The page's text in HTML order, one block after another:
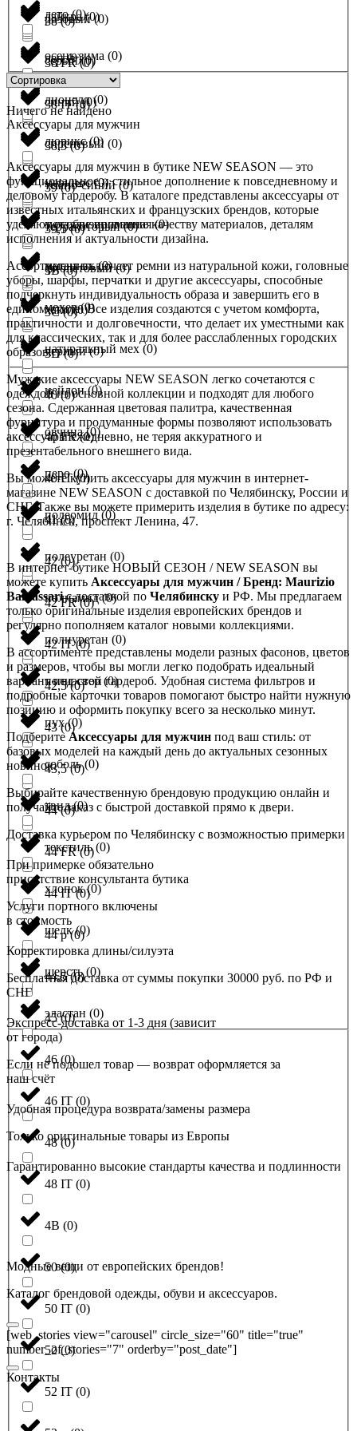
38 (0)
38 FR (0)
38 IT (0)
38,5 (0)
39 (0)
39,5 (0)
3B (0)
3C (0)
3D (0)
40 (0)
40 FR (0)
40 IT (0)
41 (0)
42 (0)
42 FR (0)
42 IT (0)
42,5 (0)
43 (0)
43,5 (0)
44 (0)
44 FR (0)
44 IT (0)
44 р (0)
44,5 (0)
45 (0)
46 (0)
46 IT (0)
48 (0)
48 IT (0)
4B (0)
50 (0)
50 IT (0)
52 (0)
52 IT (0)
розовый (0)
серый (0)
синий (0)
сиреневый (0)
темно-синий (0)
терракоторый (0)
фиолетовый (0)
хаки (0)
черный (0)
лайкра (0)
лен (0)
лиоцелл (0)
люрикс (0)
меринос (0)
металлизированная (0)
метанить (0)
мохер (0)
натуральный мех (0)
нейлон (0)
овчина (0)
перо (0)
полеомид (0)
полеуретан (0)
полиамид (0)
полиуретан (0)
полиэстер (0)
пух (0)
соболь (0)
твид (0)
текстиль (0)
хлопок (0)
шелк (0)
шерсть (0)
эластан (0)
лето (0)
осень-зима (0)
Ничего не найдено
Аксессуары для мужчин
Аксессуары для мужчин в бутике NEW SEASON — это
функциональное и стильное дополнение к повседневному и
деловому гардеробу. В каталоге представлены аксессуары от
известных итальянских и французских брендов, которые
уделяют особое внимание качеству материалов, деталям
исполнения и актуальности дизайна.
Ассортимент включает ремни из натуральной кожи, головные
уборы, шарфы, перчатки и другие аксессуары, способные
подчеркнуть индивидуальность образа и завершить его в
едином стиле. Все изделия создаются с учетом комфорта,
практичности и долговечности, что делает их уместными как
для классических, так и для более расслабленных городских
образов.
Мужские аксессуары NEW SEASON легко сочетаются с
одеждой из основной коллекции и подходят для любого
сезона. Сдержанная цветовая палитра, качественная
фурнитура и продуманные формы позволяют использовать
аксессуары ежедневно, не теряя аккуратного и
презентабельного внешнего вида.
Вы можете купить аксессуары для мужчин в интернет-
магазине NEW SEASON с доставкой по Челябинску, России и
СНГ. Также вы можете примерить изделия в бутике по адресу:
г. Челябинск, проспект Ленина, 47.
В интернет-бутике НОВЫЙ СЕЗОН / NEW SEASON вы
можете купить Аксессуары для мужчин / Бренд: Maurizio
Baldassariс доставкой по Челябинску и РФ. Мы предлагаем
только оригинальные изделия европейских брендов и
регулярно пополняем каталог новыми коллекциями.
В ассортименте представлены модели разных фасонов, цветов
и размеров, чтобы вы могли легко подобрать идеальный
вариант под свой гардероб. Удобная система фильтров и
подробные карточки товаров помогают быстро найти нужную
позицию и оформить покупку всего за несколько минут.
Подберите Аксессуары для мужчин под ваш стиль: от
базовых моделей на каждый день до актуальных сезонных
новинок.
Выбирайте качественную брендовую продукцию онлайн и
получайте заказ с быстрой доставкой прямо к двери.
Доставка курьером по Челябинску с возможностью примерки
При примерке обязательно
присутствие консультанта бутика
Услуги портного включены
в стоимость
Корректировка длины/силуэта
Бесплатная доставка от суммы покупки 30000 руб. по РФ и
СНГ
Экспресс-доставка от 1-3 дня (зависит
от города)
Если не подошел товар — возврат оформляется за
наш счёт
Удобная процедура возврата/замены размера
Только оригинальные товары из Европы
Гарантированно высокие стандарты качества и подлинности
Модные вещи от европейских брендов!
Каталог брендовой одежды, обуви и аксессуаров.
[web_stories view="carousel" circle_size="60" title="true"
number_of_stories="7" orderby="post_date"]
Контакты